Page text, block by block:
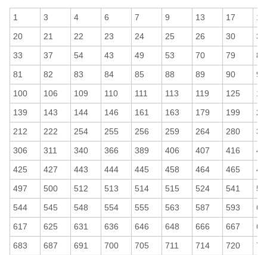
1 3 4 6 7 9 13 17
19
20
21 22 23 24 25 26 30
32
33
37 54 43 49 53 70 79
80
81
82 83 84 85 88 89 90
99
100
106 109 110 111 113 119 125
139
143 144 146 161 163 179 199
212
222 254 255 256 259 264 280
306
311 340 366 389 406 407 416
425
427 443 444 445 458 464 465
497
500 512 513 514 515 524 541
544
545 548 554 555 563 587 593
617
625 631 636 646 648 666 667
683
687 691 700 705 711 714 720